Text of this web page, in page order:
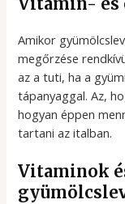
Amikor
megőrzése
az a tuti, ha a
tápanyaggal. Az,
hogyan éppen
tartani az italban.
Vitaminok